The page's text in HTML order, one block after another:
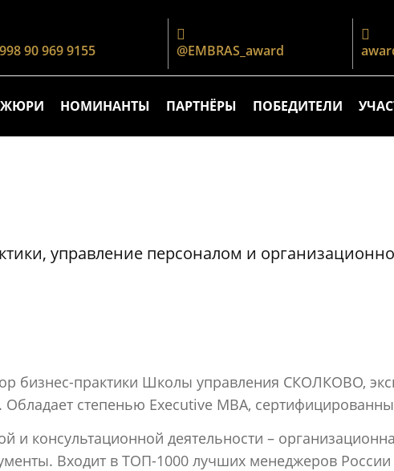
90 969 9155 @EMBRAS_award
ЖЮРИ НОМИНАНТЫ ПАРТНЁРЫ ПОБЕДИТЕЛИ
управление персоналом и
бизнес-практики Школы управления СКОЛКОВО,
степенью Executive MBA,
и консультационной деятельности –
Входит в ТОП-1000 лучших менеджеров